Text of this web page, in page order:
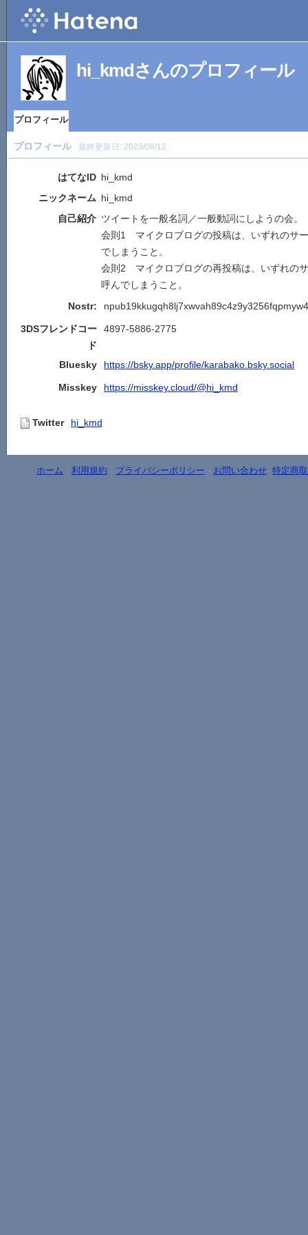
hi_kmdさんのプロフィール
プロフィール
プロフィール 最終更新日: 2023/08/12
はてなID hi_kmd
ニックネーム hi_kmd
自己紹介 ツイートを一般名詞／一般動詞にしようの会。
会則1 マイクロブログの投稿は、いずれのサ
でしまうこと。
会則2 マイクロブログの再投稿は、いずれの
呼んでしまうこと。
Nostr:
3DSフレンドコー
ド
4897-5886-2775
Bluesky https://bsky.app/profile/karabako.bsky.social
Misskey https://misskey.cloud/@hi_kmd
Twitter hi_kmd
ホーム - 利用規約 - プライバシーポリシー - お問い合わせ- 特定商